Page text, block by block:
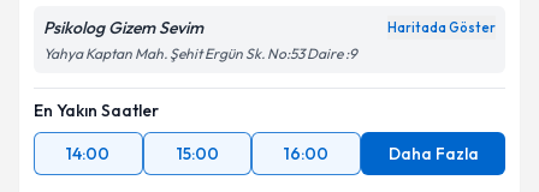
Psikolog Gizem Sevim Haritada Göster
Yahya Kaptan Mah. Şehit Ergün Sk. No:53 Daire :9
En Yakın Saatler
14:00
15:00 16:00 Daha Fazla